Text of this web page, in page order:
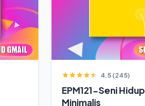
4.5 (245)
EPM121-Seni Hidup
Minimalis